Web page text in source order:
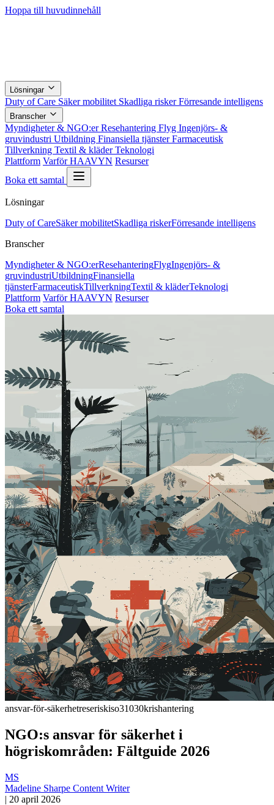
Hoppa till huvudinnehåll
Lösningar
Duty of Care Säker mobilitet Skadliga riskerFörresande intelligens
Branscher
Myndigheter & NGO:erResehantering Flyg Ingenjörs- &
gruvindustri Utbildning Finansiella tjänsterFarmaceutisk
Tillverkning Textil & kläderTeknologi
Plattform Varför HAAVYN Resurser
Boka ett samtal
Lösningar
Duty of CareSäker mobilitetSkadliga riskerFörresande intelligens
Branscher
Myndigheter & NGO:erResehanteringFlygIngenjörs- &
gruvindustriUtbildningFinansiella
tjänsterFarmaceutiskTillverkningTextil & kläderTeknologi
Plattform Varför HAAVYN Resurser
Boka ett samtal
ansvar-för-säkerhetreseriskiso31030krishantering
NGO:s ansvar för säkerhet i
högriskområden: Fältguide 2026
MS
Madeline Sharpe Content Writer
| 20 april 2026